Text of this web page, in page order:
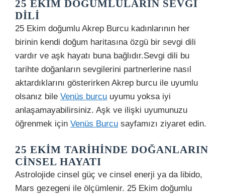
25 EKIM DOĞUMLULARIN SEVGI
DILI
25 Ekim doğumlu Akrep Burcu kadınlarının her
birinin kendi doğum haritasına özgü bir sevgi dili
vardır ve aşk hayatı buna bağlıdır.Sevgi dili bu
tarihte doğanların sevgilerini partnerlerine nasıl
aktardıklarını gösterirken Akrep burcu ile uyumlu
olsanız bile Venüs burcu uyumu yoksa iyi
anlaşamayabilirsiniz. Aşk ve ilişki uyumunuzu
öğrenmek için Venüs Burcu sayfamızı ziyaret edin.
25 EKIM TARIHINDE DOĞANLARIN
CINSEL HAYATI
Astrolojide cinsel güç ve cinsel enerji ya da libido,
Mars gezegeni ile ölçümlenir. 25 Ekim doğumlu